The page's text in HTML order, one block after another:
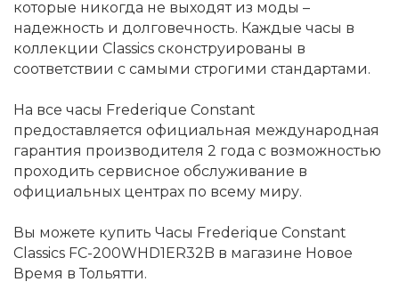
которые никогда не выходят из моды –
надежность и долговечность. Каждые часы в
коллекции Classics сконструированы в
соответствии с самыми строгими стандартами.
На все часы Frederique Constant
предоставляется официальная международная
гарантия производителя 2 года с возможностью
проходить сервисное обслуживание в
официальных центрах по всему миру.
Вы можете купить Часы Frederique Constant
Classics FC-200WHD1ER32B в магазине Новое
Время в Тольятти.